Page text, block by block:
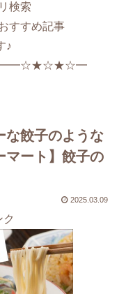
検索
すすめ記事
♪
餃子のような
マート】餃子の
2025.03.09